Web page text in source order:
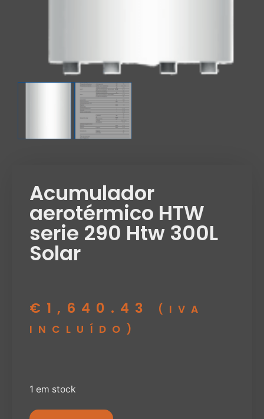
Acumulador
aerotérmico HTW
serie 290 Htw 300L
Solar
€ 1,640.43
(IVA
INCLUÍDO)
1 em stock